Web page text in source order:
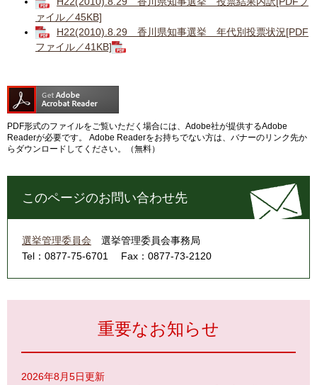
ァイル／45KB]
H22(2010).8.29 香川県知事選挙 年代別投票状況[PDF
ファイル／41KB]
PDF形式のファイルをご覧いただく場合には、Adobe社が提供するAdobe
Readerが必要です。
Adobe Readerをお持ちでない方は、バナーのリンク先か
らダウンロードしてください。（無料）
このページのお問い合わせ先
選挙管理委員会
選挙管理委員会事務局
Tel：0877-75-6701
Fax：0877-73-2120
重要なお知らせ
2026年8月5日更新